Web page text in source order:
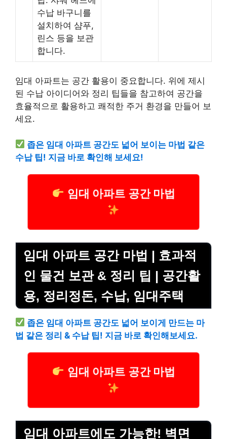
수납 바구니를
설치하여 샴푸,
린스 등을 보관
합니다.
임대 아파트는 공간 활용이 중요합니다. 위에 제시
된 수납 아이디어와 정리 팁들을 참고하여 공간을
효율적으로 활용하고 쾌적한 주거 환경을 만들어 보
세요.
좁은 임대 아파트 공간도 넓어 보이는 마법 같은
수납 팁! 지금 바로 확인해 보세요!
임대 아파트 공간 마법
임대 아파트 공간 마법 | 효과적
인 물건 보관 & 정리 팁 | 공간활
용, 정리정돈, 수납, 임대주택
좁은 임대 아파트 공간도 넓어 보이게 만드는 마
법 같은 정리 & 수납 팁! 지금 바로 확인해보세요.
임대 아파트 공간 마법
임대 아파트에도 가능한! 벽면